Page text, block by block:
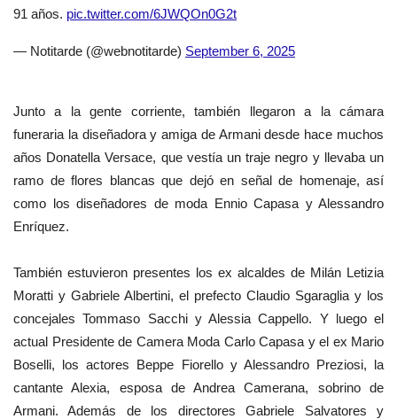
91 años. pic.twitter.com/6JWQOn0G2t
— Notitarde (@webnotitarde) September 6, 2025
Junto a la gente corriente, también llegaron a la cámara
funeraria la diseñadora y amiga de Armani desde hace muchos
años Donatella Versace, que vestía un traje negro y llevaba un
ramo de flores blancas que dejó en señal de homenaje, así
como los diseñadores de moda Ennio Capasa y Alessandro
Enríquez.
También estuvieron presentes los ex alcaldes de Milán Letizia
Moratti y Gabriele Albertini, el prefecto Claudio Sgaraglia y los
concejales Tommaso Sacchi y Alessia Cappello. Y luego el
actual Presidente de Camera Moda Carlo Capasa y el ex Mario
Boselli, los actores Beppe Fiorello y Alessandro Preziosi, la
cantante Alexia, esposa de Andrea Camerana, sobrino de
Armani. Además de los directores Gabriele Salvatores y